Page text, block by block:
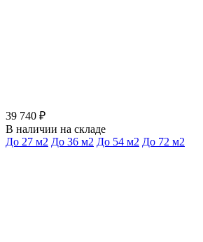
39 740 ₽
В наличии на складе
До 27 м2 До 36 м2 До 54 м2 До 72 м2